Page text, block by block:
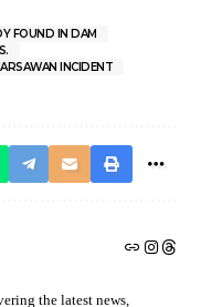
FOUND IN DAM
INCIDENT
the latest news,